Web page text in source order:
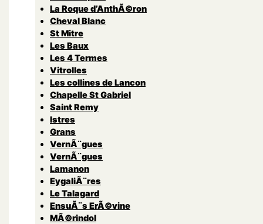
La Roque d’AnthÃ©ron
Cheval Blanc
St Mitre
Les Baux
Les 4 Termes
Vitrolles
Les collines de Lancon
Chapelle St Gabriel
Saint Remy
Istres
Grans
VernÃ¨gues
VernÃ¨gues
Lamanon
EygaliÃ¨res
Le Talagard
EnsuÃ¨s ErÃ©vine
MÃ©rindol